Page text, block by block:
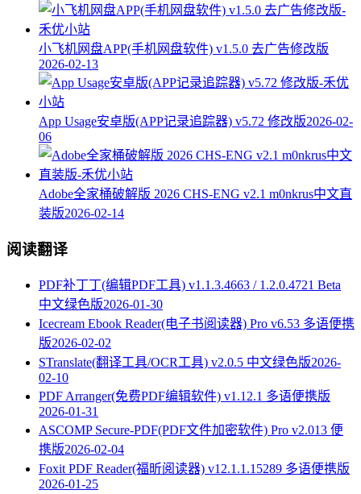
小飞机网盘APP(手机网盘软件) v1.5.0 去广告修改版
2026-02-13
App Usage安卓版(APP记录追踪器) v5.72 修改版2026-02-
06
Adobe全家桶破解版 2026 CHS-ENG v2.1 m0nkrus中文直
装版2026-02-14
阅读翻译
PDF补丁丁(编辑PDF工具) v1.1.3.4663 / 1.2.0.4721 Beta
中文绿色版2026-01-30
Icecream Ebook Reader(电子书阅读器) Pro v6.53 多语便携
版2026-02-02
STranslate(翻译工具/OCR工具) v2.0.5 中文绿色版2026-
02-10
PDF Arranger(免费PDF编辑软件) v1.12.1 多语便携版
2026-01-31
ASCOMP Secure-PDF(PDF文件加密软件) Pro v2.013 便
携版2026-02-04
Foxit PDF Reader(福昕阅读器) v12.1.1.15289 多语便携版
2026-01-25